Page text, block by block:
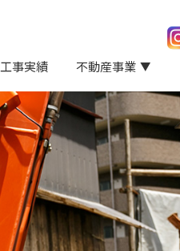
工事実績 不動産事業